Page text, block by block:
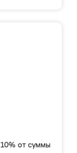
10% от суммы